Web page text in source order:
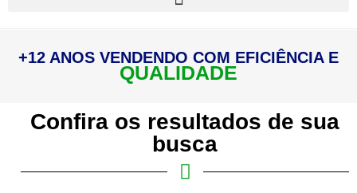
+12 ANOS VENDENDO COM EFICIÊNCIA E
QUALIDADE
Confira os resultados de sua
busca